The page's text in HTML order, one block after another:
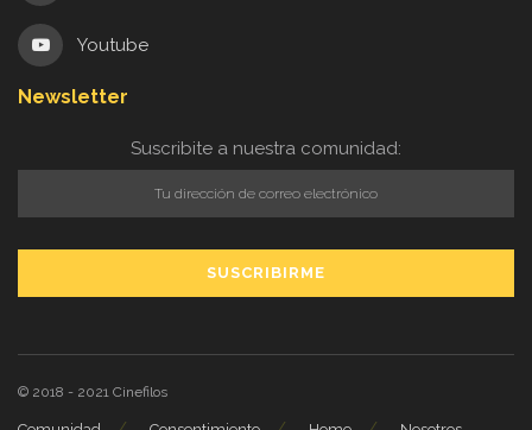
Youtube
Newsletter
Suscribite a nuestra comunidad:
© 2018 - 2021 Cinefilos